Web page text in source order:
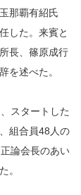
那覇有紹氏
した。来賓と
長、篠原成行
を述べた。
スタートした
組合員48人の
論会長のあい
。